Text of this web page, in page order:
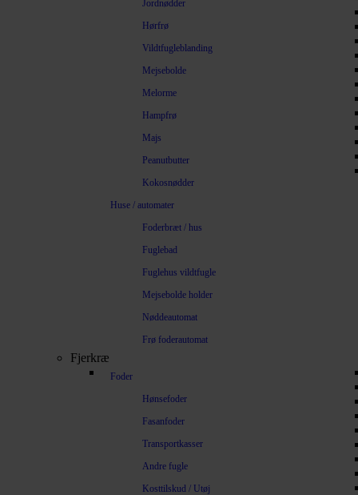
Jordnødder
Hørfrø
Vildtfugleblanding
Mejsebolde
Melorme
Hampfrø
Majs
Peanutbutter
Kokosnødder
Huse / automater
Foderbræt / hus
Fuglebad
Fuglehus vildtfugle
Mejsebolde holder
Nøddeautomat
Frø foderautomat
Fjerkræ
Foder
Hønsefoder
Fasanfoder
Transportkasser
Andre fugle
Kosttilskud / Utøj